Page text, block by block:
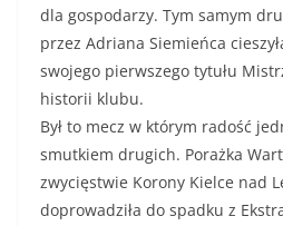
dla gospodarzy. Tym samym
przez Adriana Siemieńca
swojego pierwszego tytułu
historii klubu.
Był to mecz w którym radość
smutkiem drugich. Porażka
zwycięstwie Korony Kielce nad
doprowadziła do spadku z